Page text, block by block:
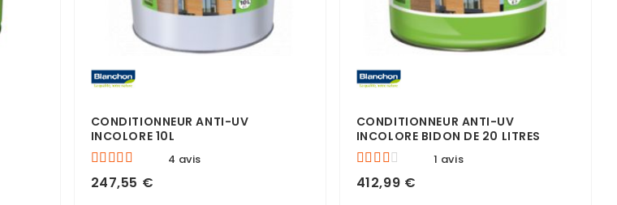
CONDITIONNEUR ANTI-UV
INCOLORE 10L
4 avis
247,55 €
CONDITIONNEUR ANTI-UV
INCOLORE BIDON DE 20 LITRES
1 avis
412,99 €